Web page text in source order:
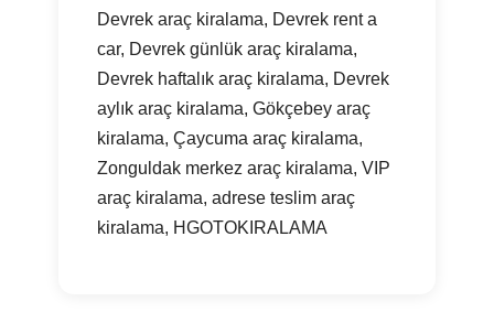
Devrek araç kiralama, Devrek rent a
car, Devrek günlük araç kiralama,
Devrek haftalık araç kiralama, Devrek
aylık araç kiralama, Gökçebey araç
kiralama, Çaycuma araç kiralama,
Zonguldak merkez araç kiralama, VIP
araç kiralama, adrese teslim araç
kiralama, HGOTOKIRALAMA